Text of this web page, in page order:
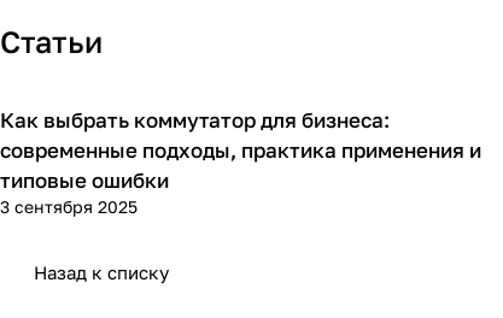
Статьи
Советы покупателям
Как выбрать коммутатор для бизнеса:
современные подходы, практика применения и
типовые ошибки
3 сентября 2025
Назад к списку